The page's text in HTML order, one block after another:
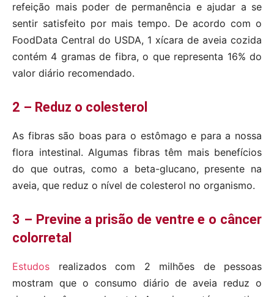
refeição mais poder de permanência e ajudar a se
sentir satisfeito por mais tempo. De acordo com o
FoodData Central do USDA, 1 xícara de aveia cozida
contém 4 gramas de fibra, o que representa 16% do
valor diário recomendado.
2 – Reduz o colesterol
As fibras são boas para o estômago e para a nossa
flora intestinal. Algumas fibras têm mais benefícios
do que outras, como a beta-glucano, presente na
aveia, que reduz o nível de colesterol no organismo.
3 – Previne a prisão de ventre e o câncer
colorretal
Estudos realizados com 2 milhões de pessoas
mostram que o consumo diário de aveia reduz o